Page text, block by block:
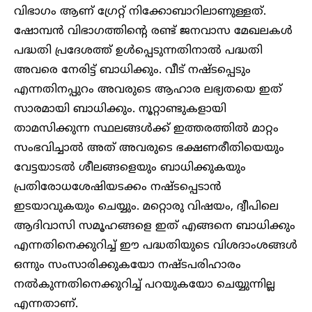
വിഭാഗം ആണ് ഗ്രേറ്റ് നിക്കോബാറിലാണുള്ളത്.
ഷോമ്പൻ വിഭാഗത്തിന്റെ രണ്ട് ജനവാസ മേഖലകൾ
പദ്ധതി പ്രദേശത്ത് ഉൾപ്പെടുന്നതിനാൽ പദ്ധതി
അവരെ നേരിട്ട് ബാധിക്കും. വീട് നഷ്ടപ്പെടും
എന്നതിനപ്പുറം അവരുടെ ആഹാര ലഭ്യതയെ ഇത്
സാരമായി ബാധിക്കും. നൂറ്റാണ്ടുകളായി
താമസിക്കുന്ന സ്ഥലങ്ങൾക്ക് ഇത്തരത്തിൽ മാറ്റം
സംഭവിച്ചാൽ അത് അവരുടെ ഭക്ഷണരീതിയെയും
വേട്ടയാടൽ ശീലങ്ങളെയും ബാധിക്കുകയും
പ്രതിരോധശേഷിയടക്കം നഷ്ടപ്പെടാൻ
ഇടയാവുകയും ചെയ്യും. മറ്റൊരു വിഷയം, ദ്വീപിലെ
ആദിവാസി സമൂഹങ്ങളെ ഇത് എങ്ങനെ ബാധിക്കും
എന്നതിനെക്കുറിച്ച് ഈ പദ്ധതിയുടെ വിശദാംശങ്ങൾ
ഒന്നും സംസാരിക്കുകയോ നഷ്ടപരിഹാരം
നൽകുന്നതിനെക്കുറിച്ച് പറയുകയോ ചെയ്യുന്നില്ല
എന്നതാണ്.